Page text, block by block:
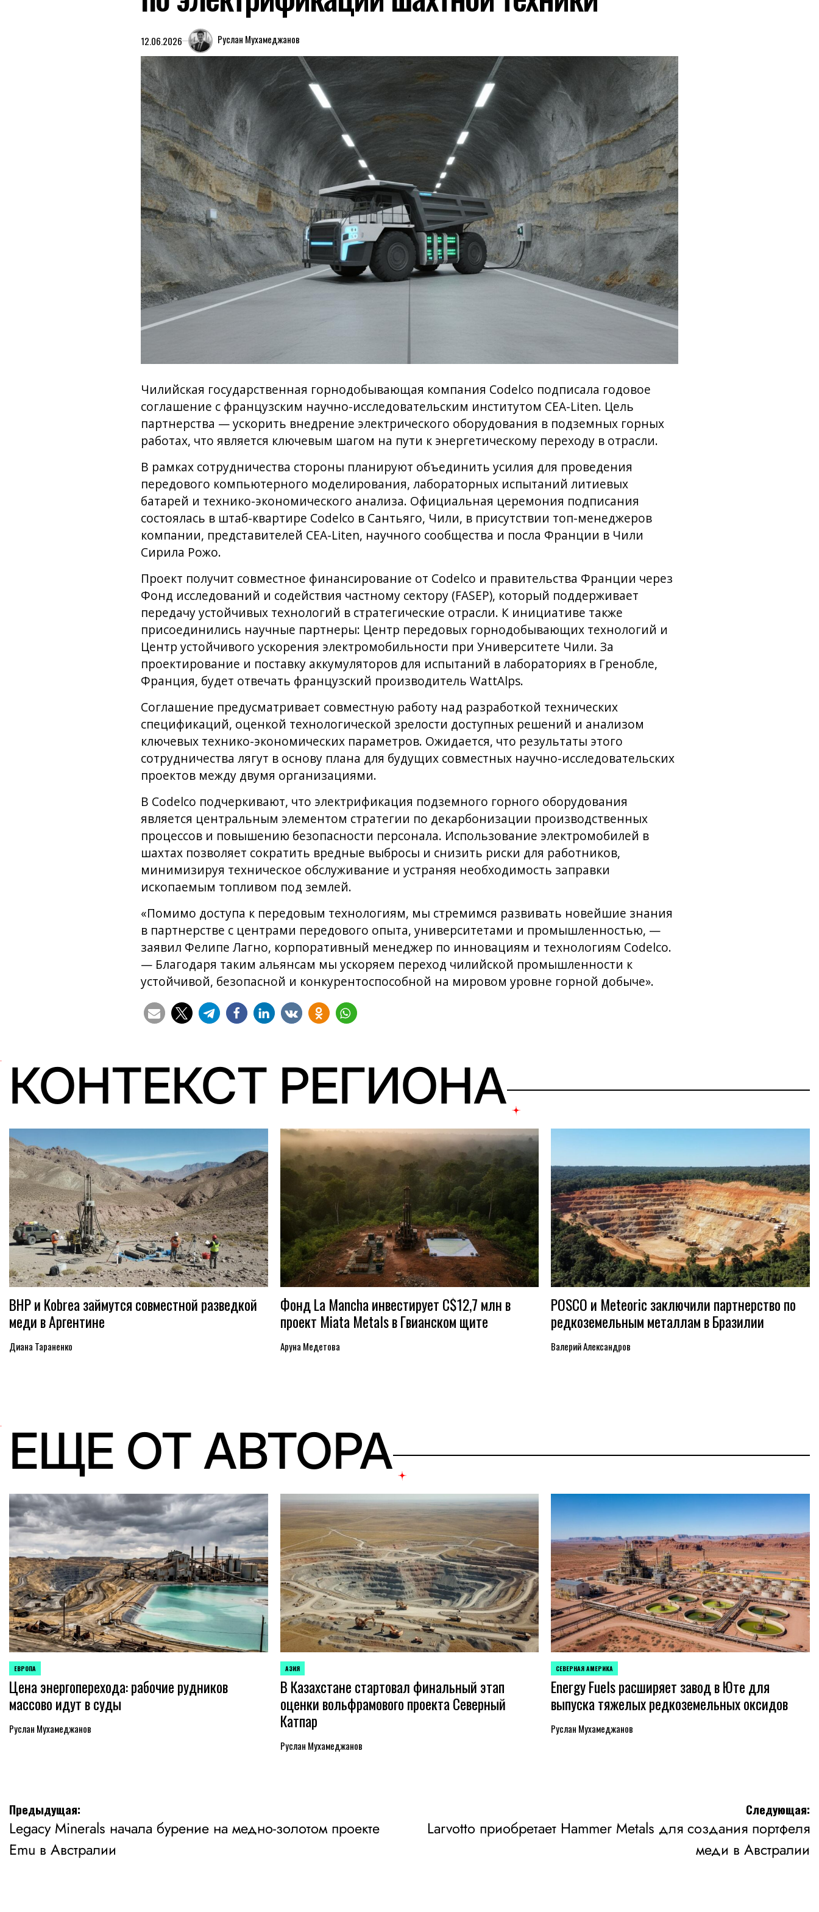
12.06.2026 Руслан Мухамеджанов
Чилийская государственная горнодобывающая компания Codelco подписала годовое
соглашение с французским научно-исследовательским институтом CEA-Liten. Цель
партнерства — ускорить внедрение электрического оборудования в подземных горных
работах, что является ключевым шагом на пути к энергетическому переходу в отрасли.
В рамках сотрудничества стороны планируют объединить усилия для проведения
передового компьютерного моделирования, лабораторных испытаний литиевых
батарей и технико-экономического анализа. Официальная церемония подписания
состоялась в штаб-квартире Codelco в Сантьяго, Чили, в присутствии топ-менеджеров
компании, представителей CEA-Liten, научного сообщества и посла Франции в Чили
Сирила Рожо.
Проект получит совместное финансирование от Codelco и правительства Франции через
Фонд исследований и содействия частному сектору (FASEP), который поддерживает
передачу устойчивых технологий в стратегические отрасли. К инициативе также
присоединились научные партнеры: Центр передовых горнодобывающих технологий и
Центр устойчивого ускорения электромобильности при Университете Чили. За
проектирование и поставку аккумуляторов для испытаний в лабораториях в Гренобле,
Франция, будет отвечать французский производитель WattAlps.
Соглашение предусматривает совместную работу над разработкой технических
спецификаций, оценкой технологической зрелости доступных решений и анализом
ключевых технико-экономических параметров. Ожидается, что результаты этого
сотрудничества лягут в основу плана для будущих совместных научно-исследовательских
проектов между двумя организациями.
В Codelco подчеркивают, что электрификация подземного горного оборудования
является центральным элементом стратегии по декарбонизации производственных
процессов и повышению безопасности персонала. Использование электромобилей в
шахтах позволяет сократить вредные выбросы и снизить риски для работников,
минимизируя техническое обслуживание и устраняя необходимость заправки
ископаемым топливом под землей.
«Помимо доступа к передовым технологиям, мы стремимся развивать новейшие знания
в партнерстве с центрами передового опыта, университетами и промышленностью, —
заявил Фелипе Лагно, корпоративный менеджер по инновациям и технологиям Codelco.
— Благодаря таким альянсам мы ускоряем переход чилийской промышленности к
устойчивой, безопасной и конкурентоспособной на мировом уровне горной добыче».
КОНТЕКСТ РЕГИОНА
BHP и Kobrea займутся совместной разведкой
меди в Аргентине
Диана Тараненко
Фонд La Mancha инвестирует C$12,7 млн в
проект Miata Metals в Гвианском щите
Аруна Медетова
POSCO и Meteoric заключили партнерство по
редкоземельным металлам в Бразилии
Валерий Александров
ЕЩЕ ОТ АВТОРА
ОПУБЛИКОВАНО
В
ЕВРОПА
Цена энергоперехода: рабочие рудников
массово идут в суды
Руслан Мухамеджанов
ОПУБЛИКОВАНО
В
АЗИЯ
В Казахстане стартовал финальный этап
оценки вольфрамового проекта Северный
Катпар
Руслан Мухамеджанов
ОПУБЛИКОВАНО
В
СЕВЕРНАЯ АМЕРИКА
Energy Fuels расширяет завод в Юте для
выпуска тяжелых редкоземельных оксидов
Руслан Мухамеджанов
Навигация
по
записям
Предыдущая:
Legacy Minerals начала бурение на медно-золотом проекте
Emu в Австралии
Следующая:
Larvotto приобретает Hammer Metals для создания портфеля
меди в Австралии